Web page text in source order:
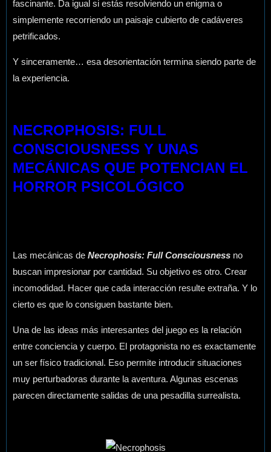
fascinante. Da igual si estás resolviendo un enigma o
simplemente recorriendo un paisaje cubierto de cadáveres
petrificados.
Y sinceramente… esa desorientación termina siendo parte de
la experiencia.
NECROPHOSIS: FULL
CONSCIOUSNESS Y UNAS
MECÁNICAS QUE POTENCIAN EL
HORROR PSICOLÓGICO
Las mecánicas de Necrophosis: Full Consciousness no
buscan impresionar por cantidad. Su objetivo es otro. Crear
incomodidad. Hacer que cada interacción resulte extraña. Y lo
cierto es que lo consiguen bastante bien.
Una de las ideas más interesantes del juego es la relación
entre conciencia y cuerpo. El protagonista no es exactamente
un ser físico tradicional. Eso permite introducir situaciones
muy perturbadoras durante la aventura. Algunas escenas
parecen directamente salidas de una pesadilla surrealista.